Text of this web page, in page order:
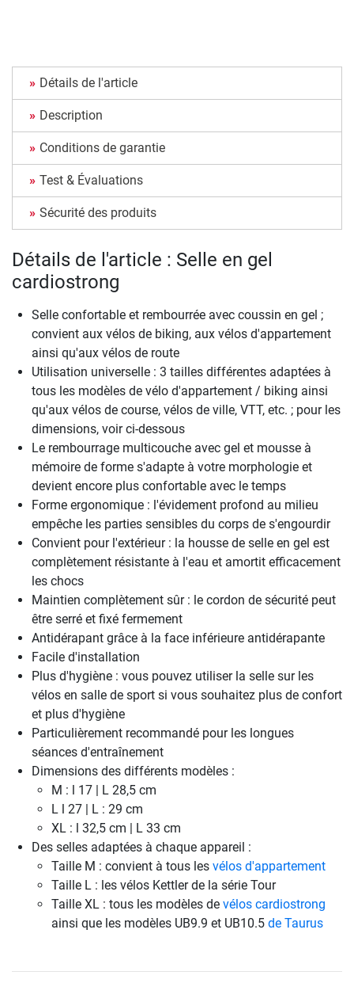
Détails de l'article
Description
Conditions de garantie
Test & Évaluations
Sécurité des produits
Détails de l'article : Selle en gel
cardiostrong
Selle confortable et rembourrée avec coussin en gel ;
convient aux vélos de biking, aux vélos d'appartement
ainsi qu'aux vélos de route
Utilisation universelle : 3 tailles différentes adaptées à
tous les modèles de vélo d'appartement / biking ainsi
qu'aux vélos de course, vélos de ville, VTT, etc. ; pour les
dimensions, voir ci-dessous
Le rembourrage multicouche avec gel et mousse à
mémoire de forme s'adapte à votre morphologie et
devient encore plus confortable avec le temps
Forme ergonomique : l'évidement profond au milieu
empêche les parties sensibles du corps de s'engourdir
Convient pour l'extérieur : la housse de selle en gel est
complètement résistante à l'eau et amortit efficacement
les chocs
Maintien complètement sûr : le cordon de sécurité peut
être serré et fixé fermement
Antidérapant grâce à la face inférieure antidérapante
Facile d'installation
Plus d'hygiène : vous pouvez utiliser la selle sur les
vélos en salle de sport si vous souhaitez plus de confort
et plus d'hygiène
Particulièrement recommandé pour les longues
séances d'entraînement
Dimensions des différents modèles :
M : l 17 | L 28,5 cm
L l 27 | L : 29 cm
XL : l 32,5 cm | L 33 cm
Des selles adaptées à chaque appareil :
Taille M : convient à tous les vélos d'appartement
Taille L : les vélos Kettler de la série Tour
Taille XL : tous les modèles de vélos cardiostrong
ainsi que les modèles UB9.9 et UB10.5 de Taurus